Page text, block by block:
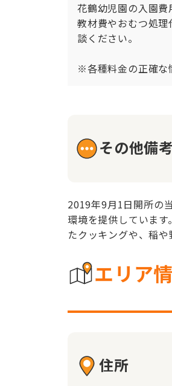
花鶴幼児園の入園費
教材費やおむつ処
談ください。
※各種料金の正確な
その他備考
2019年9月1日開所の
環境を提供していま
たクッキングや、稲
エリア
住所